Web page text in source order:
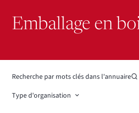
Emballage en
Recherche par mots clés dans l'annuaire
Type d'organisation